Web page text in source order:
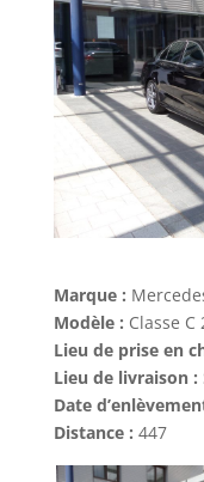
Marque :
Modèle : Classe C
Lieu de prise en
Lieu de livraison :
Date
Distance : 447